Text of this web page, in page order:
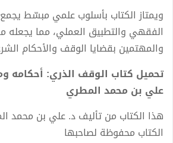
ويمتاز الكتاب بأسلوب علمي مبسّط يجمع
الفقهي والتطبيق العملي، مما يجعله
والمهتمين بقضايا الوقف والأحكام
علي بن محمد المطري
هذا الكتاب من تأليف د. علي بن محمد
الكتاب محفوظة لصاحبها